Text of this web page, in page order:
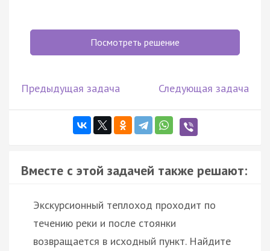
Посмотреть решение
Предыдущая задача Следующая задача
Вместе с этой задачей также решают:
Экскурсионный теплоход проходит по
течению реки и после стоянки
возвращается в исходный пункт. Найдите